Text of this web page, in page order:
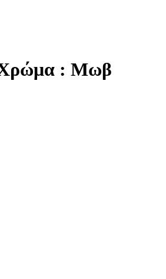
Χρώμα : Μωβ